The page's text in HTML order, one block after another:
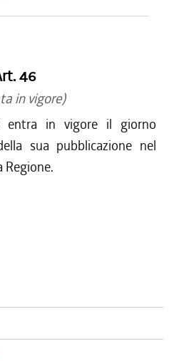
46
in vigore)
entra in vigore il giorno
sua pubblicazione nel